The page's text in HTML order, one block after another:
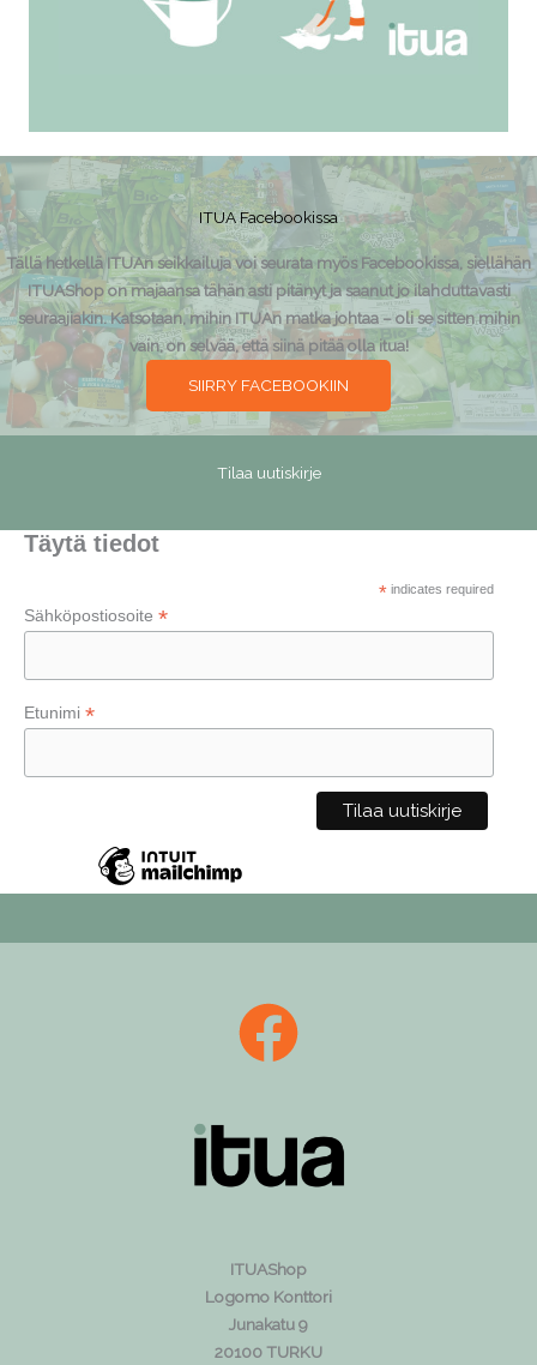
ITUA Facebookissa
Tällä hetkellä ITUAn seikkailuja voi seurata myös Facebookissa, siellähän
ITUAShop on majaansa tähän asti pitänyt ja saanut jo ilahduttavasti
seuraajiakin. Katsotaan, mihin ITUAn matka johtaa – oli se sitten mihin
vain, on selvää, että siinä pitää olla itua!
SIIRRY FACEBOOKIIN
Tilaa uutiskirje
Täytä tiedot
*indicates required
Sähköpostiosoite *
Etunimi *
ITUAShop
Logomo Konttori
Junakatu 9
20100 TURKU